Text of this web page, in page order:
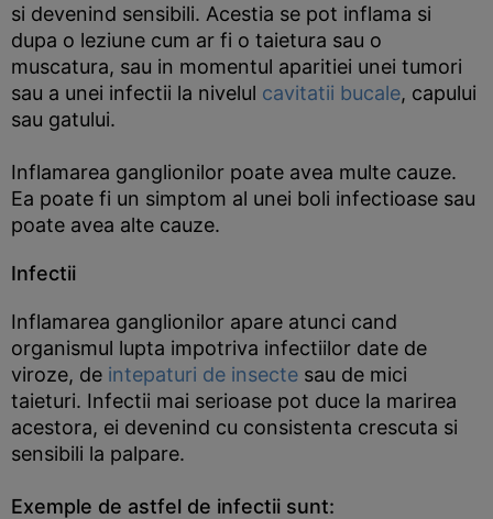
si devenind sensibili. Acestia se pot inflama si
dupa o leziune cum ar fi o taietura sau o
muscatura, sau in momentul aparitiei unei tumori
sau a unei infectii la nivelul cavitatii bucale, capului
sau gatului.
Inflamarea ganglionilor poate avea multe cauze.
Ea poate fi un simptom al unei boli infectioase sau
poate avea alte cauze.
Infectii
Inflamarea ganglionilor apare atunci cand
organismul lupta impotriva infectiilor date de
viroze, de intepaturi de insecte sau de mici
taieturi. Infectii mai serioase pot duce la marirea
acestora, ei devenind cu consistenta crescuta si
sensibili la palpare.
Exemple de astfel de infectii sunt: